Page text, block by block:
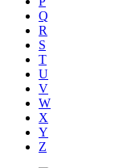
Q
R
S
T
U
V
W
X
Y
Z